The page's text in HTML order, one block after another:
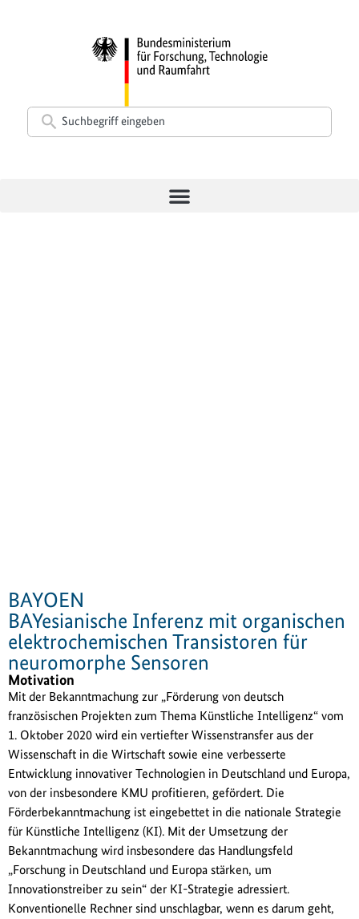
BAYOEN
BAYesianische Inferenz mit organischen
elektrochemischen Transistoren für
neuromorphe Sensoren
Motivation
Mit der Bekanntmachung zur „Förderung von deutsch
französischen Projekten zum Thema Künstliche Intelligenz“ vom
1. Oktober 2020 wird ein vertiefter Wissenstransfer aus der
Wissenschaft in die Wirtschaft sowie eine verbesserte
Entwicklung innovativer Technologien in Deutschland und Europa,
von der insbesondere KMU profitieren, gefördert. Die
Förderbekanntmachung ist eingebettet in die nationale Strategie
für Künstliche Intelligenz (KI). Mit der Umsetzung der
Bekanntmachung wird insbesondere das Handlungsfeld
„Forschung in Deutschland und Europa stärken, um
Innovationstreiber zu sein“ der KI-Strategie adressiert.
Konventionelle Rechner sind unschlagbar, wenn es darum geht,